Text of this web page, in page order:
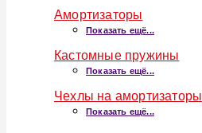
Амортизаторы
Показать ещё...
Кастомные пружины
Показать ещё...
Чехлы на амортизаторы
Показать ещё...